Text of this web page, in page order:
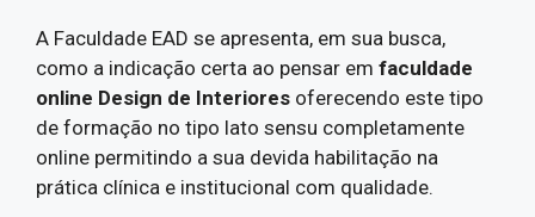
A Faculdade EAD se apresenta, em sua busca,
como a indicação certa ao pensar em faculdade
online Design de Interiores oferecendo este tipo
de formação no tipo lato sensu completamente
online permitindo a sua devida habilitação na
prática clínica e institucional com qualidade.